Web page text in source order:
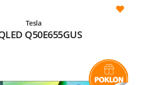
Tesla
Q50E655GUS